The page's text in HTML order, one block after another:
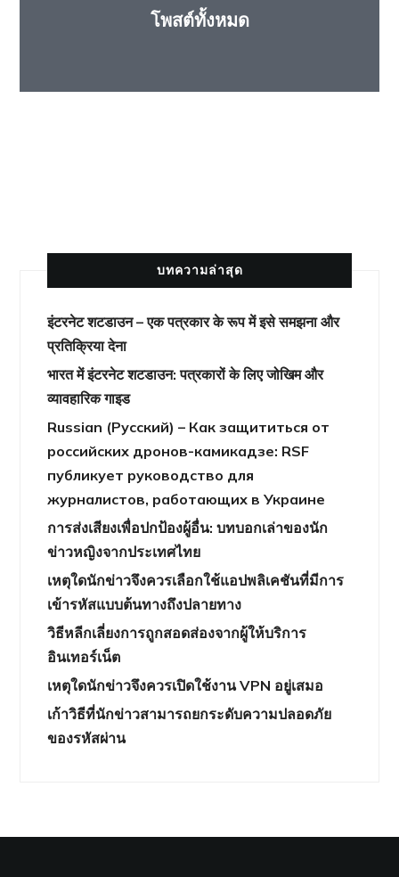
โพสต์ทั้งหมด
บทความล่าสุด
इंटरनेट शटडाउन – एक पत्रकार के रूप में इसे समझना और
प्रतिक्रिया देना
भारत में इंटरनेट शटडाउन: पत्रकारों के लिए जोखिम और
व्यावहारिक गाइड
Russian (Русский) – Как защититься от
российских дронов-камикадзе: RSF
публикует руководство для
журналистов, работающих в Украине
การส่งเสียงเพื่อปกป้องผู้อื่น: บทบอกเล่าของนัก
ข่าวหญิงจากประเทศไทย
เหตุใดนักข่าวจึงควรเลือกใช้แอปพลิเคชันที่มีการ
เข้ารหัสแบบต้นทางถึงปลายทาง
วิธีหลีกเลี่ยงการถูกสอดส่องจากผู้ให้บริการ
อินเทอร์เน็ต
เหตุใดนักข่าวจึงควรเปิดใช้งาน VPN อยู่เสมอ
เก้าวิธีที่นักข่าวสามารถยกระดับความปลอดภัย
ของรหัสผ่าน